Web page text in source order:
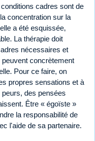
cadres sont de
concentration sur la
a été esquissée,
La thérapie doit
nécessaires et
concrètement
Pour ce faire, on
propres sensations et à
des pensées
Être « égoïste »
la responsabilité de
l'aide de sa partenaire.